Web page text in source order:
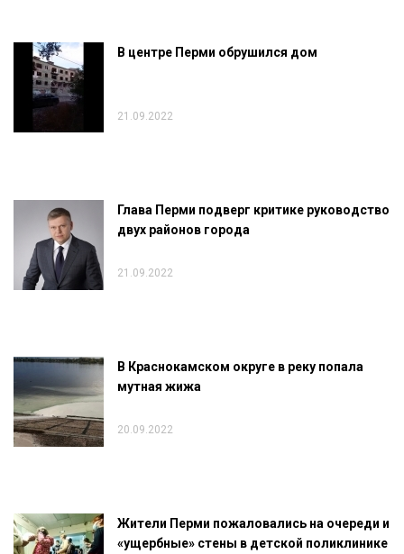
В центре Перми обрушился дом
21.09.2022
Глава Перми подверг критике руководство
двух районов города
21.09.2022
В Краснокамском округе в реку попала
мутная жижа
20.09.2022
Жители Перми пожаловались на очереди и
«ущербные» стены в детской поликлинике